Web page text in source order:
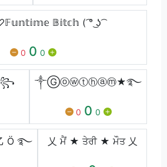
𝔹𝕚𝕥𝕔𝕙 ( ͡° ͜ʖ
0 0 0
༒Ⓖⓞⓦⓣⓗⓐⓜ★࿐
0 0 0
乙 Ö ࿐ 乂 ਮੈਂ ★ ਤੇਰੀ ★ ਮੌਤ 乂